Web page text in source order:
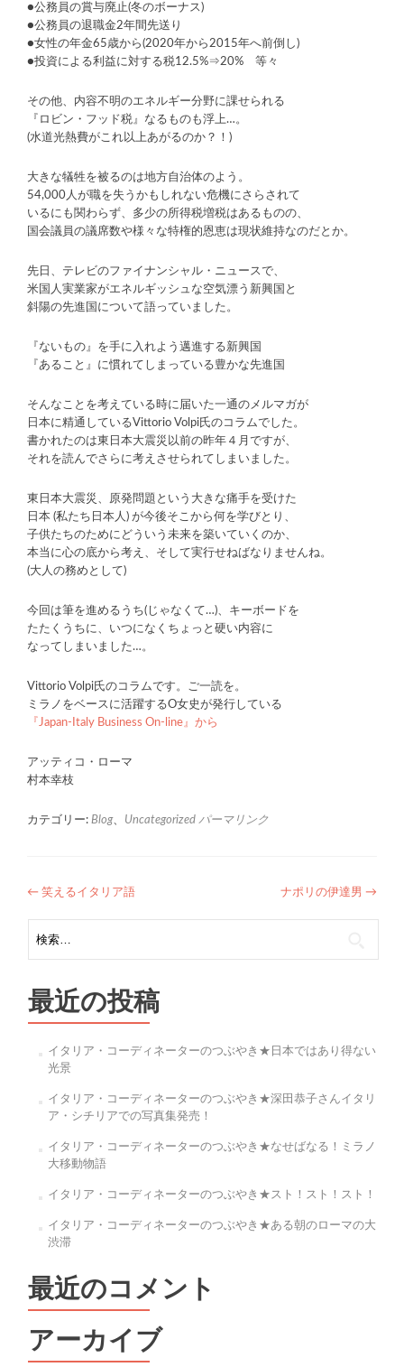
●公務員の賞与廃止(冬のボーナス)
●公務員の退職金2年間先送り
●女性の年金65歳から(2020年から2015年へ前倒し)
●投資による利益に対する税12.5%⇒20% 等々
その他、内容不明のエネルギー分野に課せられる
『ロビン・フッド税』なるものも浮上…。
(水道光熱費がこれ以上あがるのか？！)
大きな犠牲を被るのは地方自治体のよう。
54,000人が職を失うかもしれない危機にさらされて
いるにも関わらず、多少の所得税増税はあるものの、
国会議員の議席数や様々な特権的恩恵は現状維持なのだとか。
先日、テレビのファイナンシャル・ニュースで、
米国人実業家がエネルギッシュな空気漂う新興国と
斜陽の先進国について語っていました。
『ないもの』を手に入れよう邁進する新興国
『あること』に慣れてしまっている豊かな先進国
そんなことを考えている時に届いた一通のメルマガが
日本に精通しているVittorio Volpi氏のコラムでした。
書かれたのは東日本大震災以前の昨年４月ですが、
それを読んでさらに考えさせられてしまいました。
東日本大震災、原発問題という大きな痛手を受けた
日本 (私たち日本人) が今後そこから何を学びとり、
子供たちのためにどういう未来を築いていくのか、
本当に心の底から考え、そして実行せねばなりませんね。
(大人の務めとして)
今回は筆を進めるうち(じゃなくて…)、キーボードを
たたくうちに、いつになくちょっと硬い内容に
なってしまいました…。
Vittorio Volpi氏のコラムです。ご一読を。
ミラノをベースに活躍するO女史が発行している
『Japan-Italy Business On-line』から
アッティコ・ローマ
村本幸枝
カテゴリー: Blog、 Uncategorized パーマリンク
投
稿
ナ
ビ
ゲ
ー
ョ
ン
← 笑えるイタリア語 ナポリの伊達男 →
索:
最近の投稿
イタリア・コーディネーターのつぶやき★日本ではあり得ない
光景
イタリア・コーディネーターのつぶやき★深田恭子さんイタリ
ア・シチリアでの写真集発売！
イタリア・コーディネーターのつぶやき★なせばなる！ミラノ
大移動物語
イタリア・コーディネーターのつぶやき★スト！スト！スト！
イタリア・コーディネーターのつぶやき★ある朝のローマの大
渋滞
最近のコメント
アーカイブ